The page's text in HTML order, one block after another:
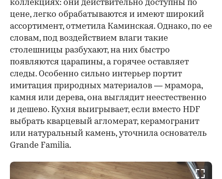
коллекциях: они действительно доступны по
цене, легко обрабатываются и имеют широкий
ассортимент, отметила Каминская. Однако, по ее
словам, под воздействием влаги такие
столешницы разбухают, на них быстро
появляются царапины, а горячее оставляет
следы. Особенно сильно интерьер портит
имитация природных материалов — мрамора,
камня или дерева, она выглядит неестественно
и дешево. Кухня выигрывает, если вместо HDF
выбрать кварцевый агломерат, керамогранит
или натуральный камень, уточнила основатель
Grande Familia.